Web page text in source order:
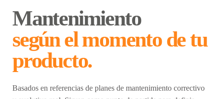
Mantenimiento
según el momento de tu
producto.
Basados en referencias de planes de mantenimiento correctivo